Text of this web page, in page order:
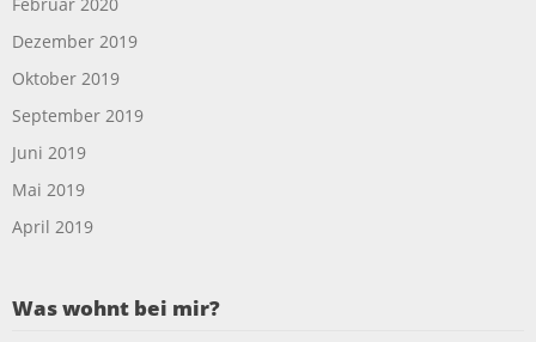
Dezember 2019
Oktober 2019
September 2019
Juni 2019
Mai 2019
April 2019
Was wohnt bei mir?